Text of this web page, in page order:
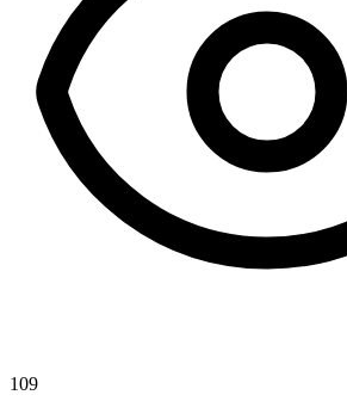
109